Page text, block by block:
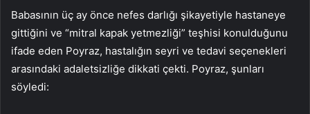
Babasının üç ay önce nefes darlığı şikayetiyle hastaneye
gittiğini ve “mitral kapak yetmezliği” teşhisi konulduğunu
ifade eden Poyraz, hastalığın seyri ve tedavi seçenekleri
arasındaki adaletsizliğe dikkati çekti. Poyraz, şunları
söyledi: